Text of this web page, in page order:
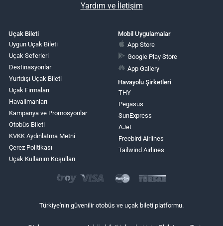
Yardım ve İletişim
Uçak Bileti
Uygun Uçak Bileti
Uçak Seferleri
Destinasyonlar
Yurtdışı Uçak Bileti
Uçak Firmaları
Havalimanları
Kampanya ve Promosyonlar
Otobüs Bileti
KVKK Aydınlatma Metni
Çerez Politikası
Uçak Kullanım Koşulları
Mobil Uygulamalar
App Store
Google Play Store
App Gallery
Havayolu Şirketleri
THY
Pegasus
SunExpress
AJet
Freebird Airlines
Tailwind Airlines
Türkiye'nin güvenilir otobüs ve uçak bileti platformu.